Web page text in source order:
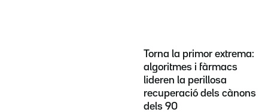
Torna la primor extrema:
algoritmes i fàrmacs
lideren la perillosa
recuperació dels cànons
dels 90